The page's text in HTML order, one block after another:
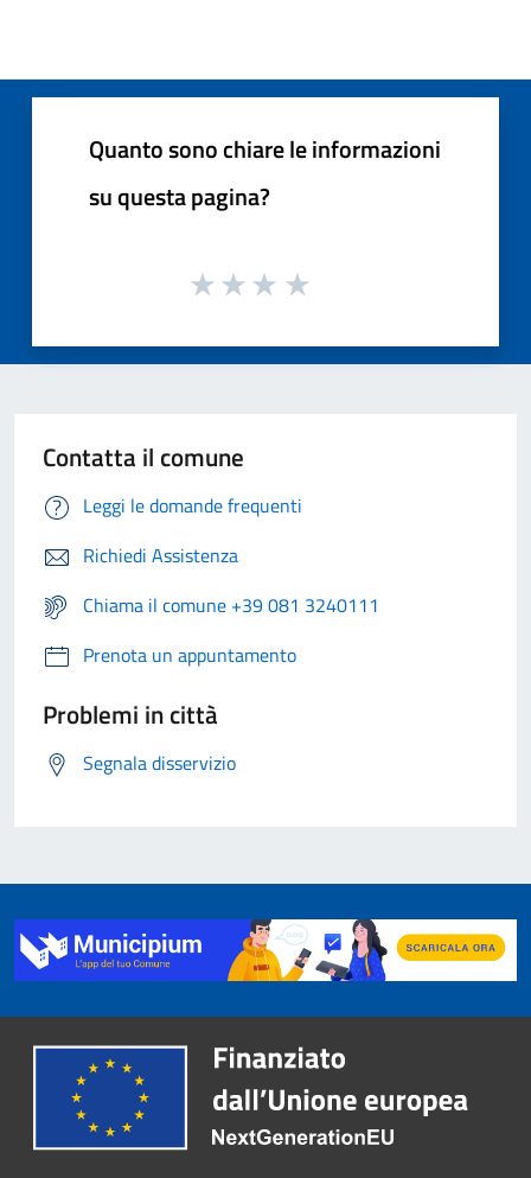
Quanto sono chiare le informazioni
su questa pagina?
Contatta il comune
Leggi le domande frequenti
Richiedi Assistenza
Chiama il comune +39 081 3240111
Prenota un appuntamento
Problemi in città
Segnala disservizio